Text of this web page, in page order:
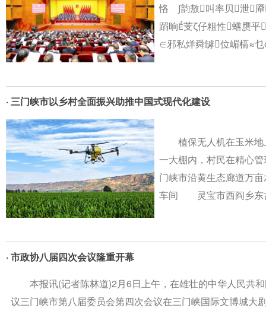
恪 ∫韵敖叫率贝泄
蹈晌芰ζ仔粗性蟮赝
∈邪私烊舜罅位嵋槁≈
· 三门峡市以乡村全面振兴助推中国式现代化建设
植保无人机在玉米
一大棚内，村民在精心
门峡市沿黄生态廊道万
车间 灵宝市西阎乡东
· 市政协八届四次会议隆重开幕
本报讯(记者陈林道)2月6日上午，在雄壮的中华人民共
议三门峡市第八届委员会第四次会议在三门峡国际文博城